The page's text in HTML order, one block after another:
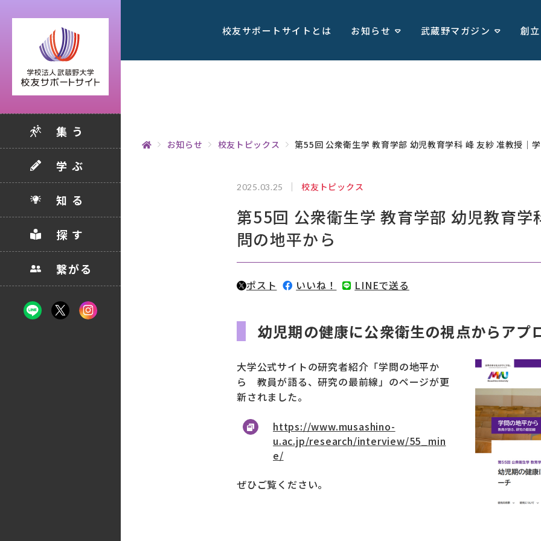
校友サポートサイトとは お知らせ 武蔵野マガジン 創
集 う
学 ぶ
知 る
探 す
繋がる
お知らせ 校友トピックス 第55回 公衆衛生学 教育学部 幼児教育学科 峰 友紗 准教授｜
2025.03.25 校友トピックス
第55回 公衆衛生学 教育学部 幼児教育学
問の地平から
ポスト いいね！ LINEで送る
幼児期の健康に公衆衛生の視点からアプ
大学公式サイトの研究者紹介「学問の地平か
ら 教員が語る、研究の最前線」のページが更
新されました。
https://www.musashino-
u.ac.jp/research/interview/55_min
e/
ぜひご覧ください。